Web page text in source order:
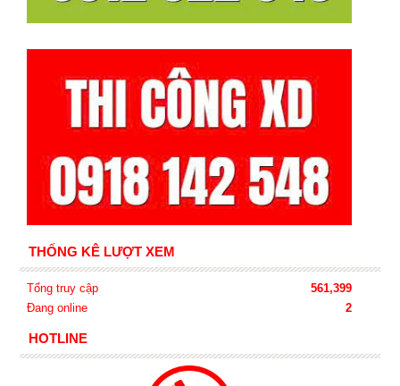
THỐNG KÊ LƯỢT XEM
Tổng truy cập
561,399
Đang online
2
HOTLINE